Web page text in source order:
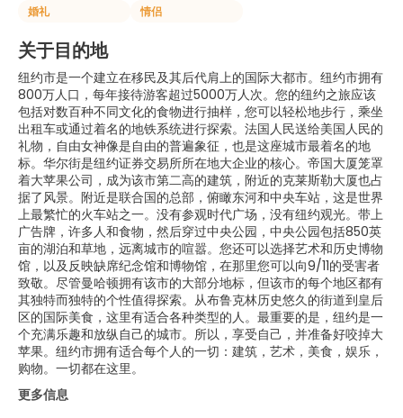
婚礼
情侣
关于目的地
纽约市是一个建立在移民及其后代肩上的国际大都市。纽约市拥有
800万人口，每年接待游客超过5000万人次。您的纽约之旅应该
包括对数百种不同文化的食物进行抽样，您可以轻松地步行，乘坐
出租车或通过着名的地铁系统进行探索。法国人民送给美国人民的
礼物，自由女神像是自由的普遍象征，也是这座城市最着名的地
标。华尔街是纽约证券交易所所在地大企业的核心。帝国大厦笼罩
着大苹果公司，成为该市第二高的建筑，附近的克莱斯勒大厦也占
据了风景。附近是联合国的总部，俯瞰东河和中央车站，这是世界
上最繁忙的火车站之一。没有参观时代广场，没有纽约观光。带上
广告牌，许多人和食物，然后穿过中央公园，中央公园包括850英
亩的湖泊和草地，远离城市的喧嚣。您还可以选择艺术和历史博物
馆，以及反映缺席纪念馆和博物馆，在那里您可以向9/11的受害者
致敬。尽管曼哈顿拥有该市的大部分地标，但该市的每个地区都有
其独特而独特的个性值得探索。从布鲁克林历史悠久的街道到皇后
区的国际美食，这里有适合各种类型的人。最重要的是，纽约是一
个充满乐趣和放纵自己的城市。所以，享受自己，并准备好咬掉大
苹果。纽约市拥有适合每个人的一切：建筑，艺术，美食，娱乐，
购物。一切都在这里。
更多信息